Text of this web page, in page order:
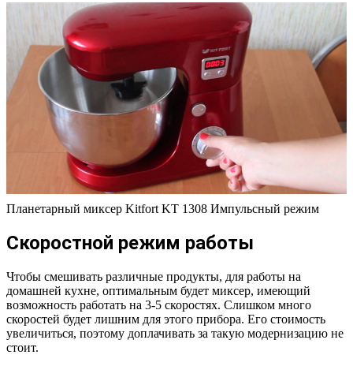
Планетарный миксер Kitfort KT 1308 Импульсный режим
Скоростной режим работы
Чтобы смешивать различные продукты, для работы на
домашней кухне, оптимальным будет миксер, имеющий
возможность работать на 3-5 скоростях. Слишком много
скоростей будет лишним для этого прибора. Его стоимость
увеличиться, поэтому доплачивать за такую модернизацию не
стоит.